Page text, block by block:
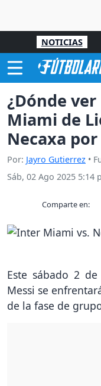
NOTICIAS
¿Dónde
Miami de
Necaxa
Por: Jayro Gutierrez •
Sáb, 02 Ago 2025 5:14
Comparte en:
Este sábado 2
Messi se
de la fase de